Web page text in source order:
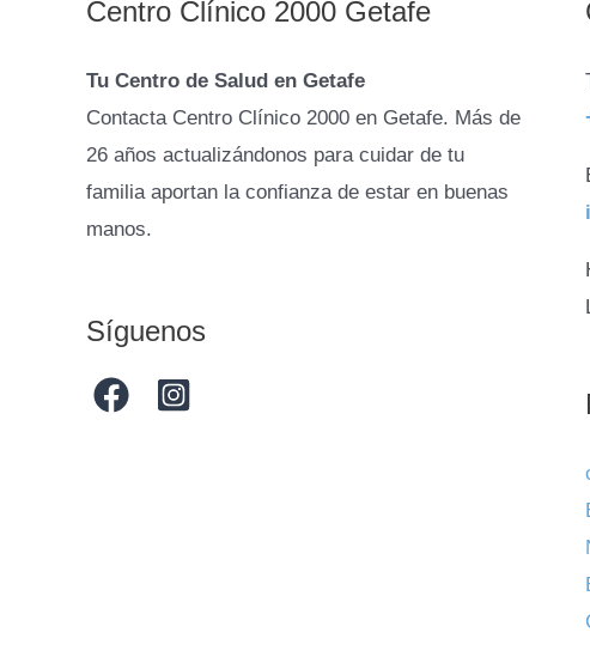
Centro Clínico 2000 Getafe
Tu Centro de Salud en Getafe
Contacta Centro Clínico 2000 en Getafe. Más de
26 años actualizándonos para cuidar de tu
familia aportan la confianza de estar en buenas
manos.
Síguenos